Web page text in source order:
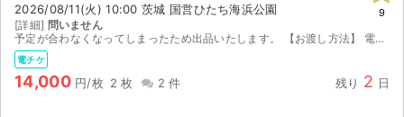
チケットジャム利用規約
プライバシーポリシー
2026/08/11(火) 10:00 茨城 国営ひたち海浜公園
[詳細] 問いません
予定が合わなくなってしまったため出品いたします。 【お渡し方法】 電子チケット（チケットぴあ／イープラス）にて分配いたします。 分配可能になり次第、取引連絡にてURLをお送りします。 ...
電チケ
14,000 円/枚 2 枚 2 件 残り 2 日
9